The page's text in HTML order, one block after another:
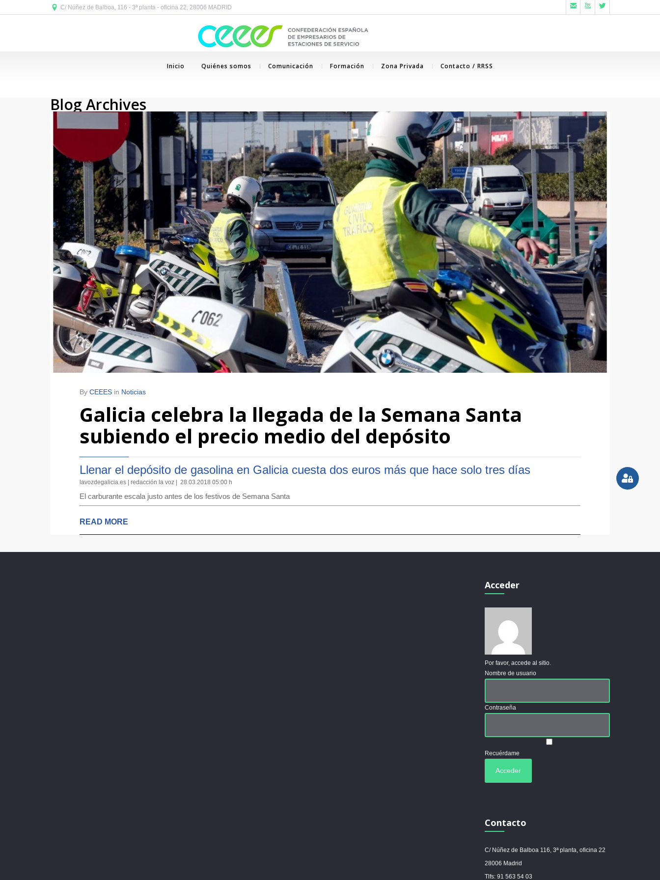
C/ Núñez de Balboa, 116 - 3ª planta - oficina 22, 28006 MADRID   
Inicio Quiénes somos Comunicación Formación Zona Privada Contacto / RRSS
Blog Archives
By CEEES in Noticias
Galicia celebra la llegada de la Semana Santa
subiendo el precio medio del depósito
Llenar el depósito de gasolina en Galicia cuesta dos euros más que hace solo tres días
lavozdegalicia.es | redacción la voz | 28.03.2018 05:00 h
El carburante escala justo antes de los festivos de Semana Santa
READ MORE
Acceder
Por favor, accede al sitio.
Nombre de usuario
Contraseña
Recuérdame
Contacto
C/ Núñez de Balboa 116, 3ª planta, oficina 22
28006 Madrid
Tlfs: 91 563 54 03